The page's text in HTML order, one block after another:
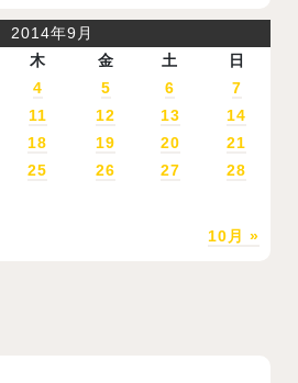
2014年9月
木 金 土 日
10月 »
4 5 6
7
11 12 13
14
18 19 20
21
25 26 27
28